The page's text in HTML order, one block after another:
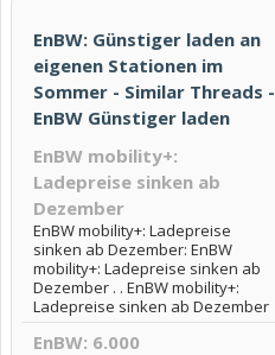
EnBW: Günstiger laden an
eigenen Stationen im
Sommer - Similar Threads -
EnBW Günstiger laden
EnBW mobility+:
Ladepreise sinken ab
Dezember
EnBW mobility+: Ladepreise
sinken ab Dezember: EnBW
mobility+: Ladepreise sinken ab
Dezember . . EnBW mobility+:
Ladepreise sinken ab Dezember
EnBW: 6.000